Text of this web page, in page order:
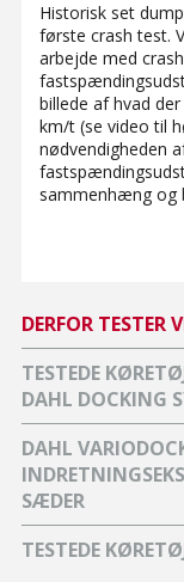
Historisk set
første crash test.
arbejde med
billede af hvad
km/t (se video til
nødvendigheden
sammenhæng og
DERFOR TESTER
TESTEDE
DAHL DOCKING
DAHL
SÆDER
TESTEDE